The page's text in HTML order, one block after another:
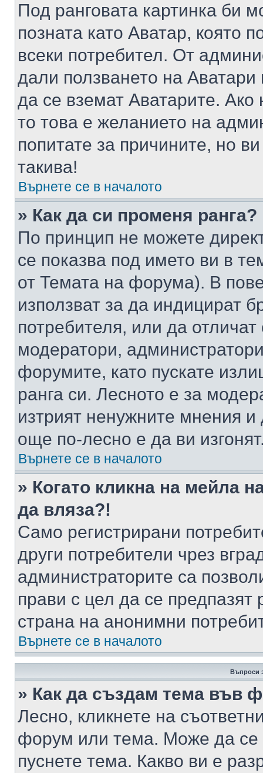
Под ранговата картинка би
позната като Аватар, която
всеки потребител. От
дали ползването на
да се вземат Аватарите.
то това е желанието на
попитате за причините, но
такива!
Върнете се в началото
» Как да си променя ранга?
По принцип не можете
се показва под името ви в
от Темата на форума). В
използват за да индицират
потребителя, или да
модератори,
форумите, като пускате
ранга си. Лесното е за
изтрият ненужните мнения
още по-лесно е да ви
Върнете се в началото
» Когато кликна на мейла
да вляза?!
Само регистрирани
други потребители чрез
администраторите са
прави с цел да се предпазят
страна на анонимни
Върнете се в началото
Въпроси
» Как да създам тема във
Лесно, кликнете на
форум или тема. Може да се
пуснете тема. Какво ви е